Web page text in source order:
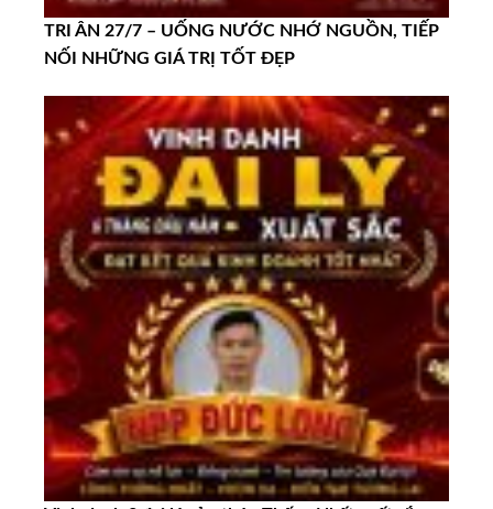
TRI ÂN 27/7 – UỐNG NƯỚC NHỚ NGUỒN, TIẾP
NỐI NHỮNG GIÁ TRỊ TỐT ĐẸP